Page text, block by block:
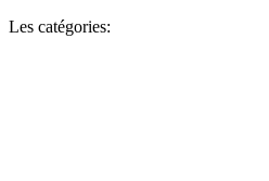
Les catégories: